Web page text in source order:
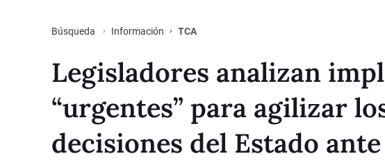
Búsqueda Información TCA
Legisladores analizan
“urgentes” para agilizar
decisiones del Estado